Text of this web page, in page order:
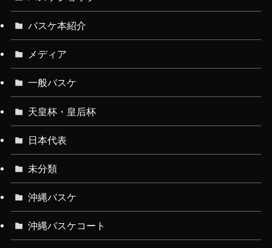
バスケ本紹介
メディア
一般バスケ
天皇杯・皇后杯
日本代表
未分類
沖縄バスケ
沖縄バスケコート